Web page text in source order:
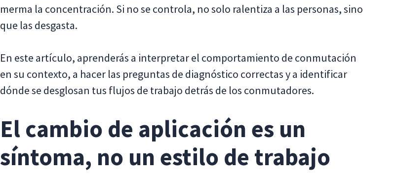
merma la concentración. Si no se controla, no solo ralentiza a las personas, sino
que las desgasta.
En este artículo, aprenderás a interpretar el comportamiento de conmutación
en su contexto, a hacer las preguntas de diagnóstico correctas y a identificar
dónde se desglosan tus flujos de trabajo detrás de los conmutadores.
El cambio de aplicación es un
síntoma, no un estilo de trabajo